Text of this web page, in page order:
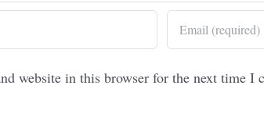
website in this browser for the next time I